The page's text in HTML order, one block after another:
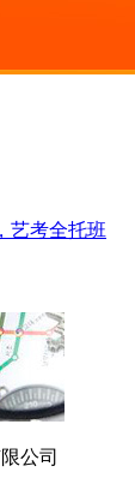
艺考全托班
公司